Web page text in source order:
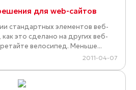
для web-сайтов
стандартных элементов веб-
это сделано на других веб-
велосипед. Меньше...
2011-04-07